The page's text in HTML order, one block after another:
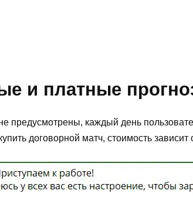
и платные
предусмотрены, каждый день
договорной матч, стоимость